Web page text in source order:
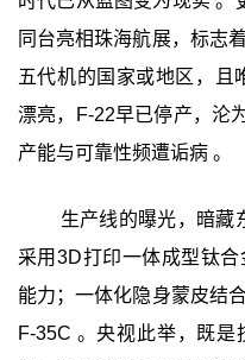
同台亮相珠海航展，标志
五代机的国家或地区，且
漂亮，F-22早已停产，沦
产能与可靠性频遭诟病 。
生产线的曝光，暗藏
采用3D打印一体成型钛
能力；一体化隐身蒙皮结
F-35C 。央视此举，既